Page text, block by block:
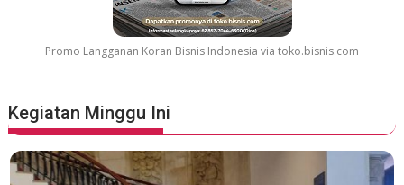
Promo Langganan Koran Bisnis Indonesia via toko.bisnis.com
Kegiatan Minggu Ini